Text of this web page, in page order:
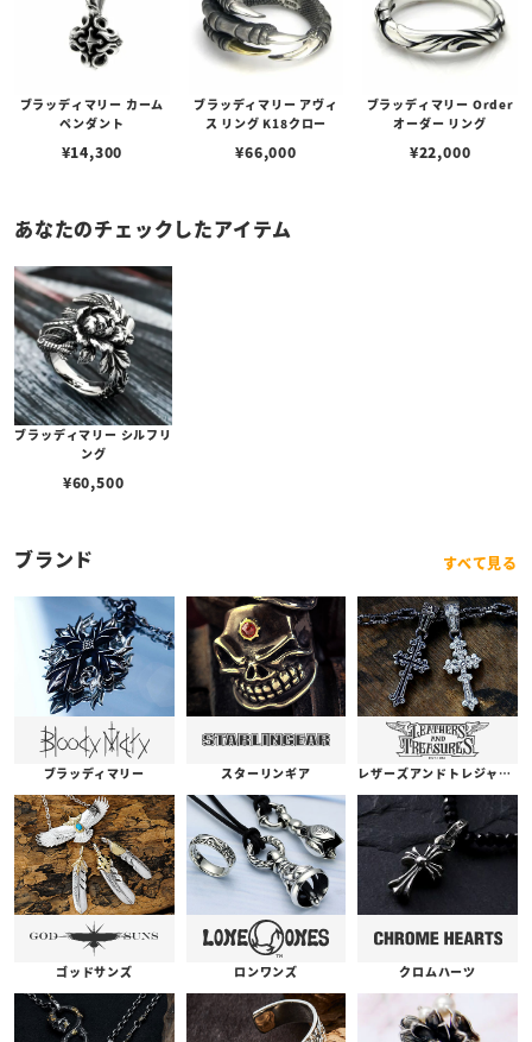
ブラッディマリー カーム
ペンダント
¥14,300
ブラッディマリー アヴィ
ス リング K18クロー
¥66,000
ブラッディマリー Order
オーダー リング
¥22,000
あなたのチェックしたアイテム
ブラッディマリー シルフリ
ング
¥60,500
ブランド すべて見る
ブラッディマリー スターリンギア レザーズアンドトレジャーズ
ゴッドサンズ ロンワンズ クロムハーツ